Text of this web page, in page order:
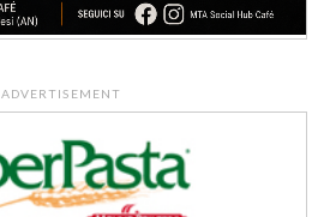
ADVERTISEMENT